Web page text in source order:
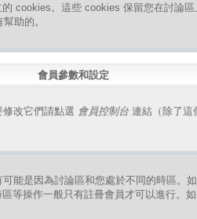
cookies。這些 cookies 保留您在討論
助的。
會員參數和設定
改它們請點選 會員控制台 連結（除了這
能是因為討論區和您處於不同的時區。
等操作一般只有註冊會員才可以進行。